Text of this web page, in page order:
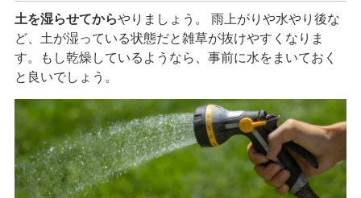
土を湿らせてからやりましょう。 雨上がりや水やり後な
ど、土が湿っている状態だと雑草が抜けやすくなりま
す。もし乾燥しているようなら、事前に水をまいておく
と良いでしょう。